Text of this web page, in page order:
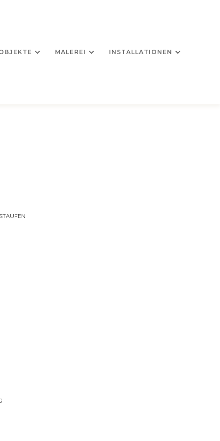
MALEREI INSTALLATIONEN